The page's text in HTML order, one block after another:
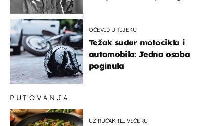
OČEVID U TIJEKU
Težak sudar motocikla i
automobila: Jedna osoba
poginula
PUTOVANJA
UZ RUČAK ILI VEČERU